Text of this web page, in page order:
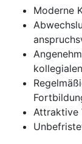
Moderne
Attraktive